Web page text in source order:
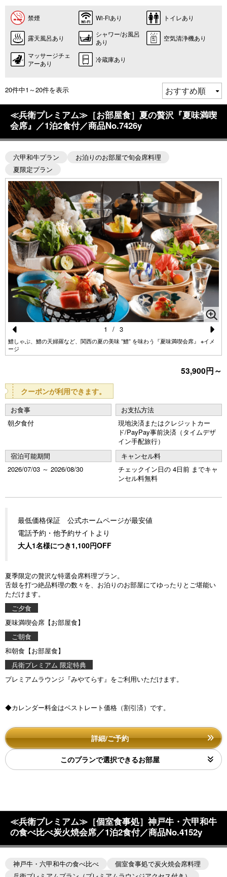
禁煙 Wi-Fiあり トイレあり
露天風呂あり
シャワー/お風呂
あり
空気清浄機あり
マッサージチェ
アーあり
冷蔵庫あり
20件中1～20件を表示
≪兵衛プレミアム≫［お部屋食］夏の贅沢『夏味満喫
会席』／1泊2食付／商品No.7426y
六甲和牛プラン
お泊りのお部屋で旬会席料理
夏限定プラン
Pr
e
o
u
s
鱧しゃぶ、鱧の天婦羅など、関西の夏の美味 ”鱧” を味わう『夏味満喫会席』 ※イメ
ージ
N
e
xt
1 / 3
53,900円～
クーポンが利用できます。
お食事
朝夕食付
お支払方法
現地決済またはクレジットカー
ド/PayPay事前決済（タイムデザ
イン手配旅行）
宿泊可能期間
2026/07/03 ～ 2026/08/30
キャンセル料
チェックイン日の 4日前 までキャ
ンセル料無料
最低価格保証 公式ホームページが最安値
電話予約・他予約サイトより
大人1名様につき1,100円OFF
夏季限定の贅沢な特選会席料理プラン。
舌鼓を打つ絶品料理の数々を、お泊りのお部屋にてゆったりとご堪能い
ただけます。
ご夕食
夏味満喫会席【お部屋食】
ご朝食
和朝食【お部屋食】
兵衛プレミアム 限定特典
プレミアムラウンジ『みやてらす』をご利用いただけます。
◆カレンダー料金はベストレート価格（割引済）です。
詳細/ご予約
このプランで選択できるお部屋
≪兵衛プレミアム≫［個室食事処］神戸牛・六甲和牛
の食べ比べ炭火焼会席／1泊2食付／商品No.4152y
神戸牛・六甲和牛の食べ比べ
個室食事処で炭火焼会席料理